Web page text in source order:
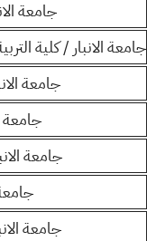
جامعة
جامعة الانبار / كلية
جامعة
جامعة
جامعة
جامعة